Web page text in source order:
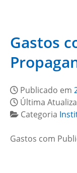
Gastos
Publicado em
Última
Categoria
Gastos com